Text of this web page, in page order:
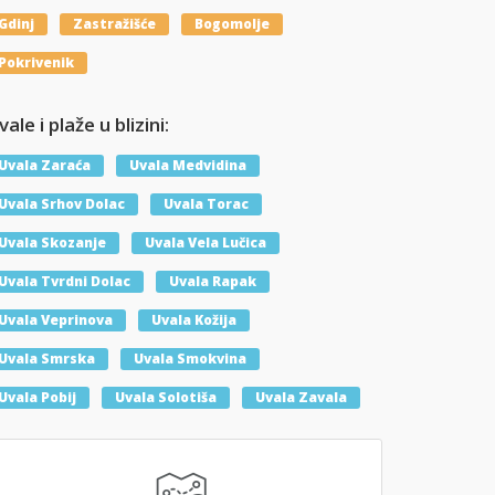
Gdinj Zastražišće Bogomolje
Pokrivenik
i plaže u blizini:
Uvala Zaraća Uvala Medvidina
Uvala Srhov Dolac Uvala Torac
Uvala Skozanje Uvala Vela Lučica
Uvala Tvrdni Dolac Uvala Rapak
Uvala Veprinova Uvala Kožija
Uvala Smrska Uvala Smokvina
Uvala Pobij Uvala Solotiša Uvala Zavala